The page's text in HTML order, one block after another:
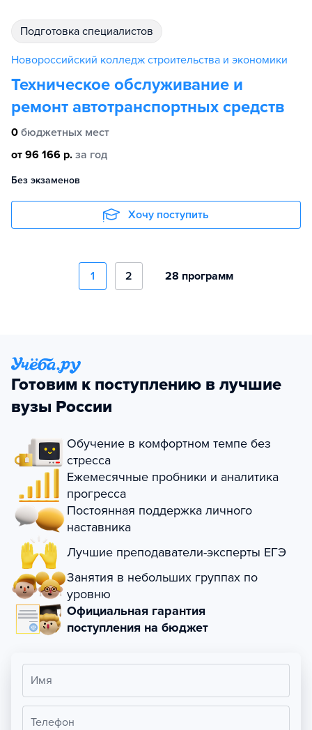
подготовка специалистов
Новороссийский колледж строительства и экономики
Техническое обслуживание и
ремонт автотранспортных средств
0 бюджетных мест
от 96 166 р. за год
Без экзаменов
Хочу поступить
1 2 28 программ
Готовим к поступлению в лучшие
вузы России
Обучение в комфортном темпе без
стресса
Ежемесячные пробники и аналитика
прогресса
Постоянная поддержка личного
наставника
Лучшие преподаватели-эксперты ЕГЭ
Занятия в небольших группах по
уровню
Официальная гарантия
поступления на бюджет
Имя
Телефон